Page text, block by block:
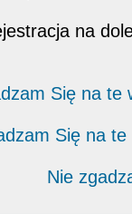
na
Się na te
Się na
Nie